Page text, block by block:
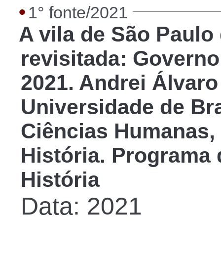
•1° fonte/2021
A vila de São
revisitada:
2021. Andrei
Universidade de
Ciências
História. Programa
História
Data: 2021